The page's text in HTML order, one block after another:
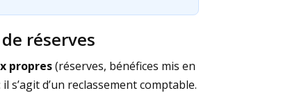
réserves
propres(réserves, bénéfices mis en
d’un reclassement comptable.